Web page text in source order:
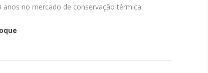
anos no mercado de conservação térmica.